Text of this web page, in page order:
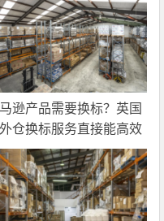
逊产品需要换标？英国
仓换标服务直接能高效
！